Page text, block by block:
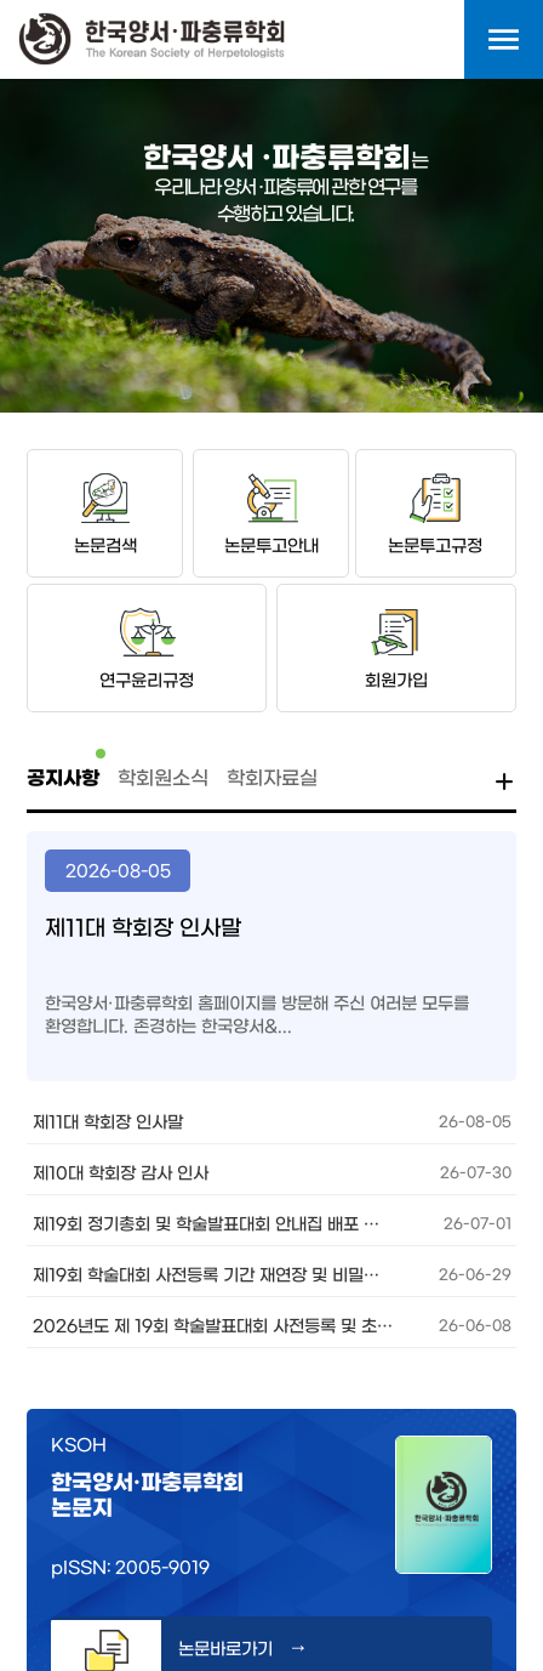
menu
한국양서 ·파충류학회 는
우리나라 양서 ·파충류에 관한 연구를
수행하고 있습니다.
논문검색 논문투고안내 논문투고규정
연구윤리규정 회원가입
공지사항 학회원소식 학회자료실
2026-08-05
제11대 학회장 인사말
한국양서·파충류학회 홈페이지를 방문해 주신 여러분 모두를
환영합니다. 존경하는 한국양서&...
제11대 학회장 인사말 26-08-05
제10대 학회장 감사 인사 26-07-30
제19회 정기총회 및 학술발표대회 안내집 배포 및 주요 안내사항 26-07-01
제19회 학술대회 사전등록 기간 재연장 및 비밀번호 찾기 안내 26-06-29
2026년도 제 19회 학술발표대회 사전등록 및 초록접수 연장 안내 26-06-08
KSOH
한국양서·파충류학회
논문지
pISSN: 2005-9019
논문바로가기→